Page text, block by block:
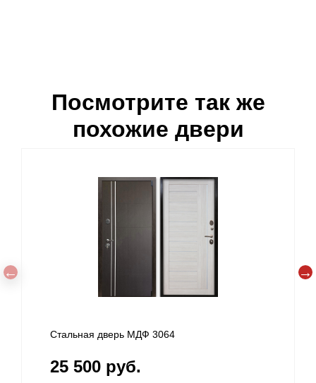
Посмотрите так же
похожие двери
Стальная дверь МДФ 3064
25 500 руб.